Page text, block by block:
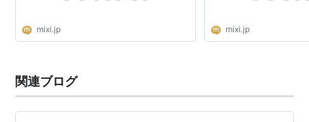
mixi.jp mixi.jp
関連ブログ